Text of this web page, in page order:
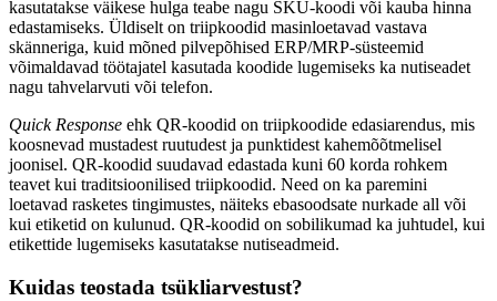
kasutatakse väikese hulga teabe nagu SKU-koodi või kauba hinna
edastamiseks. Üldiselt on triipkoodid masinloetavad vastava
skänneriga, kuid mõned pilvepõhised ERP/MRP-süsteemid
võimaldavad töötajatel kasutada koodide lugemiseks ka nutiseadet
nagu tahvelarvuti või telefon.
Quick Response ehk QR-koodid on triipkoodide edasiarendus, mis
koosnevad mustadest ruutudest ja punktidest kahemõõtmelisel
joonisel. QR-koodid suudavad edastada kuni 60 korda rohkem
teavet kui traditsioonilised triipkoodid. Need on ka paremini
loetavad rasketes tingimustes, näiteks ebasoodsate nurkade all või
kui etiketid on kulunud. QR-koodid on sobilikumad ka juhtudel, kui
etikettide lugemiseks kasutatakse nutiseadmeid.
Kuidas teostada tsükliarvestust?